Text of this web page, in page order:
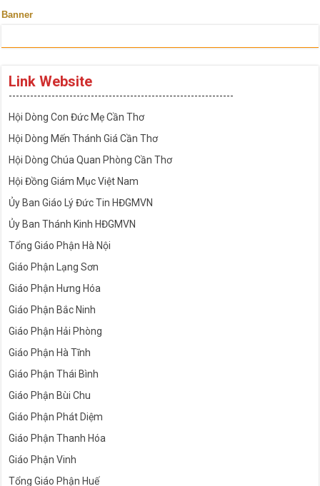
Banner
Link Website
---------------------------------------------------------------
Hội Dòng Con Đức Mẹ Cần Thơ
Hội Dòng Mến Thánh Giá Cần Thơ
Hội Dòng Chúa Quan Phòng Cần Thơ
Hội Đồng Giám Mục Việt Nam
Ủy Ban Giáo Lý Đức Tin HĐGMVN
Ủy Ban Thánh Kinh HĐGMVN
Tổng Giáo Phận Hà Nội
Giáo Phận Lạng Sơn
Giáo Phận Hưng Hóa
Giáo Phận Bắc Ninh
Giáo Phận Hải Phòng
Giáo Phận Hà Tĩnh
Giáo Phận Thái Bình
Giáo Phận Bùi Chu
Giáo Phận Phát Diệm
Giáo Phận Thanh Hóa
Giáo Phận Vinh
Tổng Giáo Phận Huế